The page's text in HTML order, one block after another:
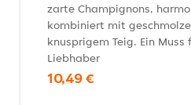
zarte Champignons,
kombiniert mit
knusprigem Teig. Ein Muss
Liebhaber
10,49 €